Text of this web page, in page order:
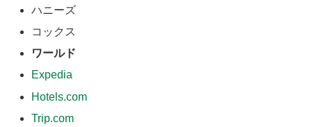
ハニーズ
コックス
ワールド
Expedia
Hotels.com
Trip.com